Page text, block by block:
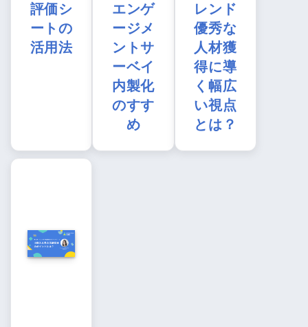
評価シ
ートの
活用法
エンゲ
ージメ
ントサ
ーベイ
内製化
のすす
め
レンド
優秀な
人材獲
得に導
く幅広
い視点
とは？